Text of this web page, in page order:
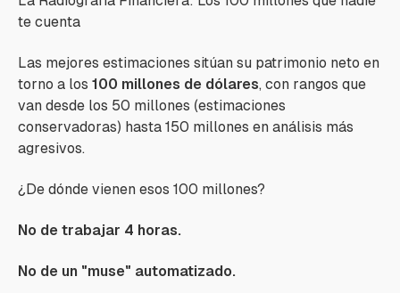
te cuenta
Las mejores estimaciones sitúan su patrimonio neto en
torno a los 100 millones de dólares, con rangos que
van desde los 50 millones (estimaciones
conservadoras) hasta 150 millones en análisis más
agresivos.
¿De dónde vienen esos 100 millones?
No de trabajar 4 horas.
No de un "muse" automatizado.